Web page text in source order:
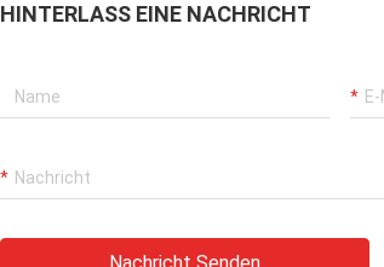
HINTERLASS EINE NACHRICHT